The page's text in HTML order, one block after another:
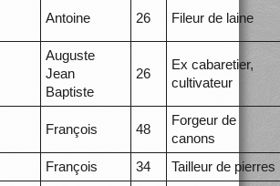
Antoine 26 Fileur de laine
Auguste
Jean
Baptiste
26
Ex cabaretier,
cultivateur
François 48
Forgeur de
canons
François 34 Tailleur de pierres